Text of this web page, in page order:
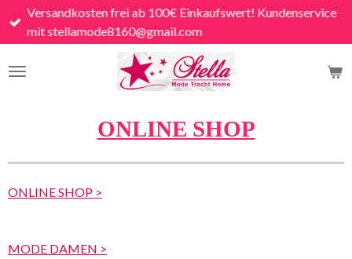
Zum
Hauptinhalt
Versandkosten frei ab 100€ Einkaufswert! Kundenservice
mit stellamode8160@gmail.com
ONLINE SHOP
ONLINE SHOP >
MODE DAMEN >